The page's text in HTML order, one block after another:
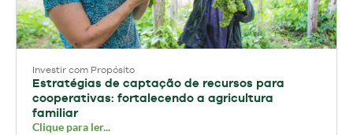
Investir com Propósito
Estratégias de captação de recursos para
cooperativas: fortalecendo a agricultura
familiar
Clique para ler...